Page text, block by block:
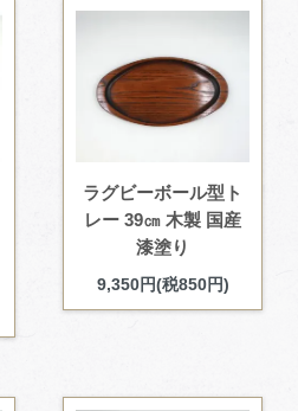
ラグビーボール型ト
レー 39㎝ 木製 国産
漆塗り
9,350円(税850円)